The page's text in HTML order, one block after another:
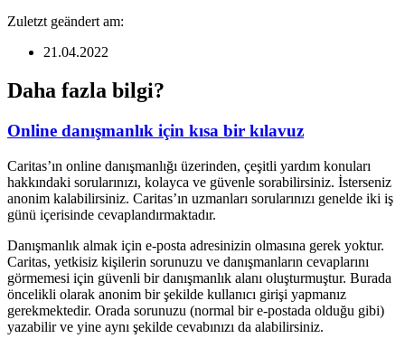
Zuletzt geändert am:
21.04.2022
Daha fazla bilgi?
Online danışmanlık için kısa bir kılavuz
Caritas’ın online danışmanlığı üzerinden, çeşitli yardım konuları
hakkındaki sorularınızı, kolayca ve güvenle sorabilirsiniz. İsterseniz
anonim kalabilirsiniz. Caritas’ın uzmanları sorularınızı genelde iki iş
günü içerisinde cevaplandırmaktadır.
Danışmanlık almak için e-posta adresinizin olmasına gerek yoktur.
Caritas, yetkisiz kişilerin sorunuzu ve danışmanların cevaplarını
görmemesi için güvenli bir danışmanlık alanı oluşturmuştur. Burada
öncelikli olarak anonim bir şekilde kullanıcı girişi yapmanız
gerekmektedir. Orada sorunuzu (normal bir e-postada olduğu gibi)
yazabilir ve yine aynı şekilde cevabınızı da alabilirsiniz.